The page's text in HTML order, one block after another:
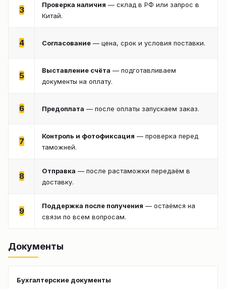
3
Проверка наличия — склад в РФ или запрос в
Китай.
4 Согласование — цена, срок и условия поставки.
5
Выставление счёта — подготавливаем
документы на оплату.
6 Предоплата — после оплаты запускаем заказ.
7
Контроль и фотофиксация — проверка перед
таможней.
8
Отправка — после растаможки передаём в
доставку.
9
Поддержка после получения — остаёмся на
связи по всем вопросам.
Документы
Бухгалтерские документы